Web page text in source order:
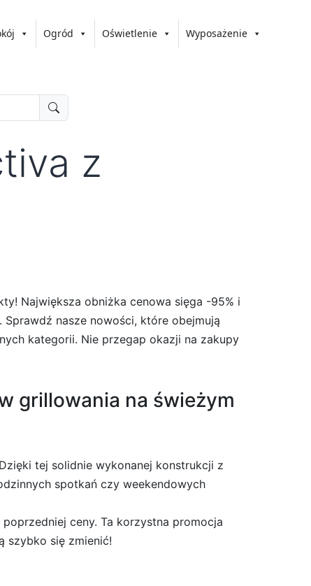
Ogród Oświetlenie Wyposażenie
z
Największa obniżka cenowa sięga -95% i
Sprawdź nasze nowości, które obejmują
kategorii. Nie przegap okazji na zakupy
grillowania na świeżym
tej solidnie wykonanej konstrukcji z
spotkań czy weekendowych
ceny. Ta korzystna promocja
szybko się zmienić!